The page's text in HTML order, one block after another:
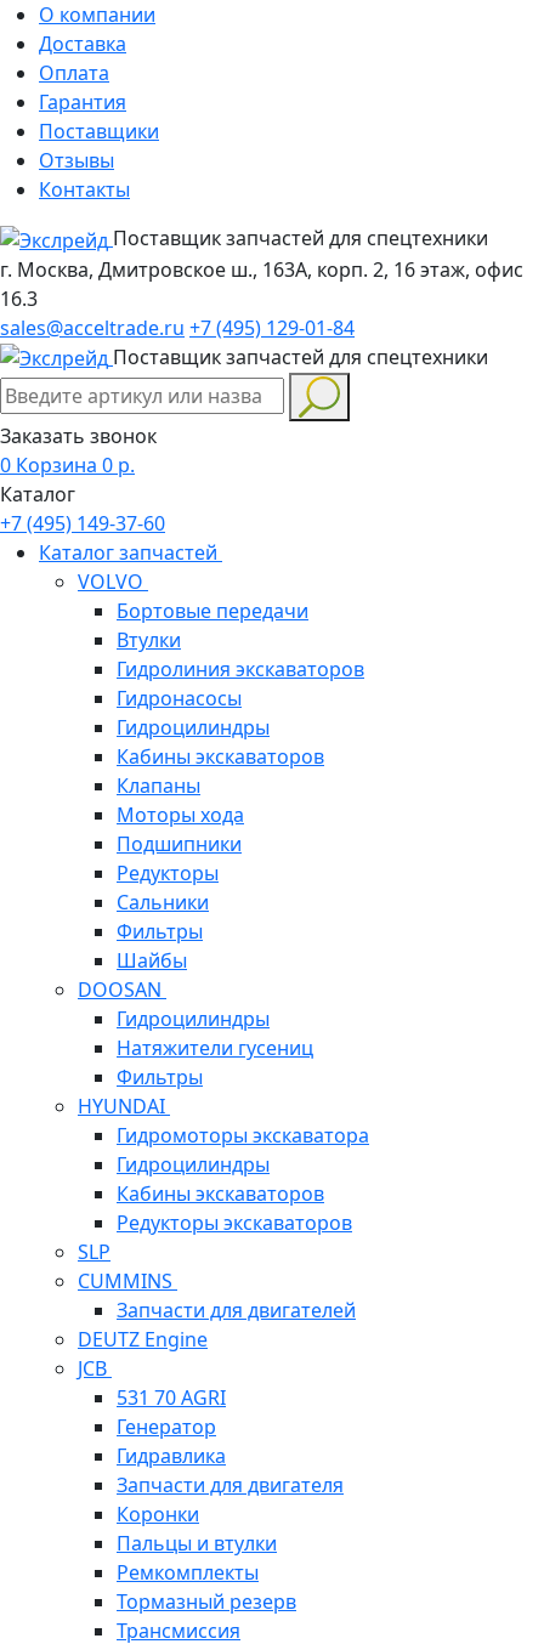
О компании
Доставка
Оплата
Гарантия
Поставщики
Отзывы
Контакты
Поставщик запчастей для спецтехники
г. Москва, Дмитровское ш., 163А, корп. 2, 16 этаж, офис
16.3
sales@acceltrade.ru +7 (495) 129-01-84
Поставщик запчастей для спецтехники
Заказать звонок
0 Корзина 0 р.
Каталог
+7 (495) 149-37-60
Каталог запчастей
VOLVO
Бортовые передачи
Втулки
Гидролиния экскаваторов
Гидронасосы
Гидроцилиндры
Кабины экскаваторов
Клапаны
Моторы хода
Подшипники
Редукторы
Сальники
Фильтры
Шайбы
DOOSAN
Гидроцилиндры
Натяжители гусениц
Фильтры
HYUNDAI
Гидромоторы экскаватора
Гидроцилиндры
Кабины экскаваторов
Редукторы экскаваторов
SLP
CUMMINS
Запчасти для двигателей
DEUTZ Engine
JCB
531 70 AGRI
Генератор
Гидравлика
Запчасти для двигателя
Коронки
Пальцы и втулки
Ремкомплекты
Тормазный резерв
Трансмиссия